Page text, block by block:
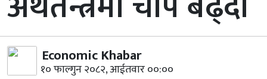
Economic Khabar
१० फाल्गुन २०८२, आईतवार ००:००